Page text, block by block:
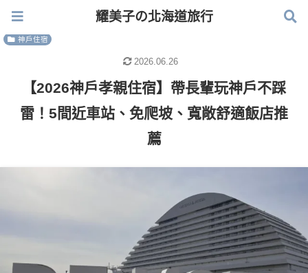
耀美子の北海道旅行
神戶住宿
【2026神戶孝親住宿】帶長輩玩神戶不踩
雷！5間近車站、免爬坡、寬敞舒適飯店推
薦
2026.06.26
耀美子の北海道旅行